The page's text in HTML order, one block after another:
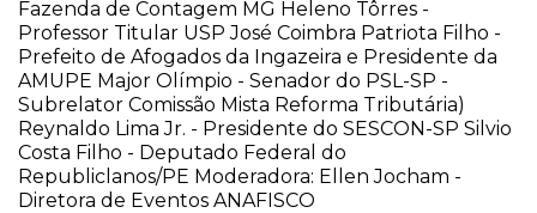
Fazenda de Contagem MG Heleno Tôrres -
Professor Titular USP José Coimbra Patriota Filho -
Prefeito de Afogados da Ingazeira e Presidente da
AMUPE Major Olímpio - Senador do PSL-SP -
Subrelator Comissão Mista Reforma Tributária)
Reynaldo Lima Jr. - Presidente do SESCON-SP Silvio
Costa Filho - Deputado Federal do
Republiclanos/PE Moderadora: Ellen Jocham -
Diretora de Eventos ANAFISCO